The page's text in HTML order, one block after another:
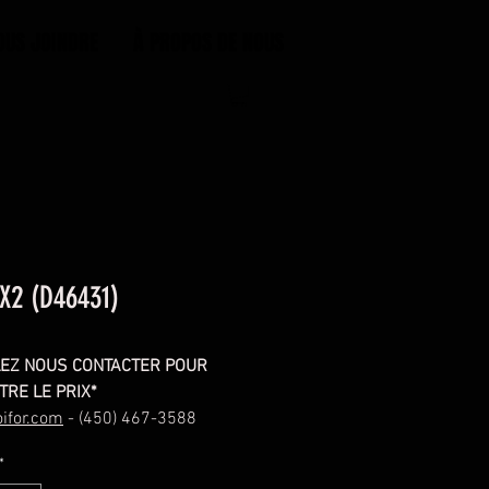
(D46431)
NOUS CONTACTER POUR
LE PRIX*
- (450) 467-3588
12'', 2'' Square Tip
*